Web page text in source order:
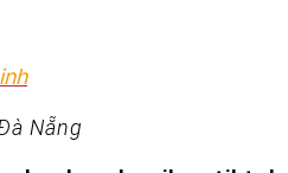
Nẵng